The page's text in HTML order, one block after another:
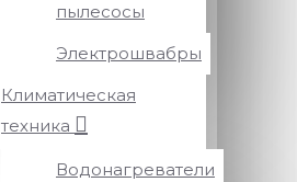
пылесосы
Электрошвабры
Климатическая
техника
Водонагреватели